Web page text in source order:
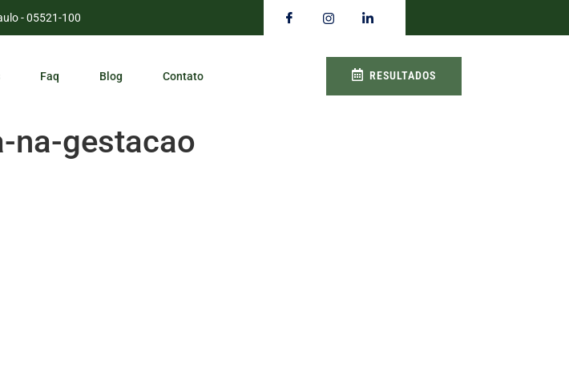
- 05521-100
Faq Blog Contato RESULTADOS
na-gestacao